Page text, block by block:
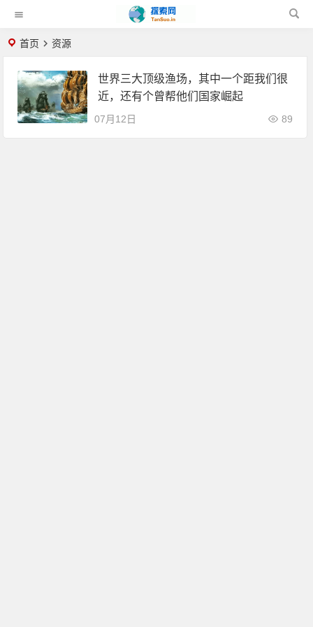
首页 资源
世界三大顶级渔场，其中一个距我们很
近，还有个曾帮他们国家崛起
07月12日 89